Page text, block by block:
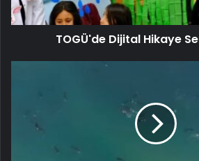
TOGÜ'de Dijital Hikaye